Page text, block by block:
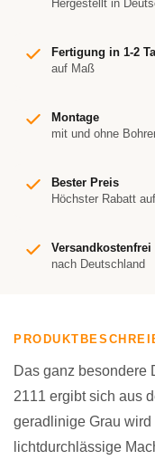
Hergestellt in
Fertigung in 1-2
auf Maß
Montage
mit und ohne
Bester Preis
Höchster Rabatt
Versandkostenfrei
nach Deutschland
Das ganz besondere
2111 ergibt sich aus
geradlinige Grau
lichtdurchlässige